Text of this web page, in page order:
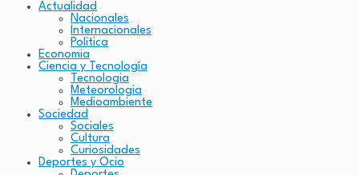
Actualidad
Nacionales
Internacionales
Politica
Economia
Ciencia y Tecnología
Tecnologia
Meteorologia
Medioambiente
Sociedad
Sociales
Cultura
Curiosidades
Deportes y Ocio